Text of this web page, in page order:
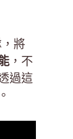
將
，不
過這